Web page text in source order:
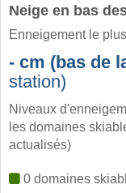
Neige en bas
Enneigement le
- cm (bas de
station)
Niveaux
les domaines
actualisés)
0 domaines